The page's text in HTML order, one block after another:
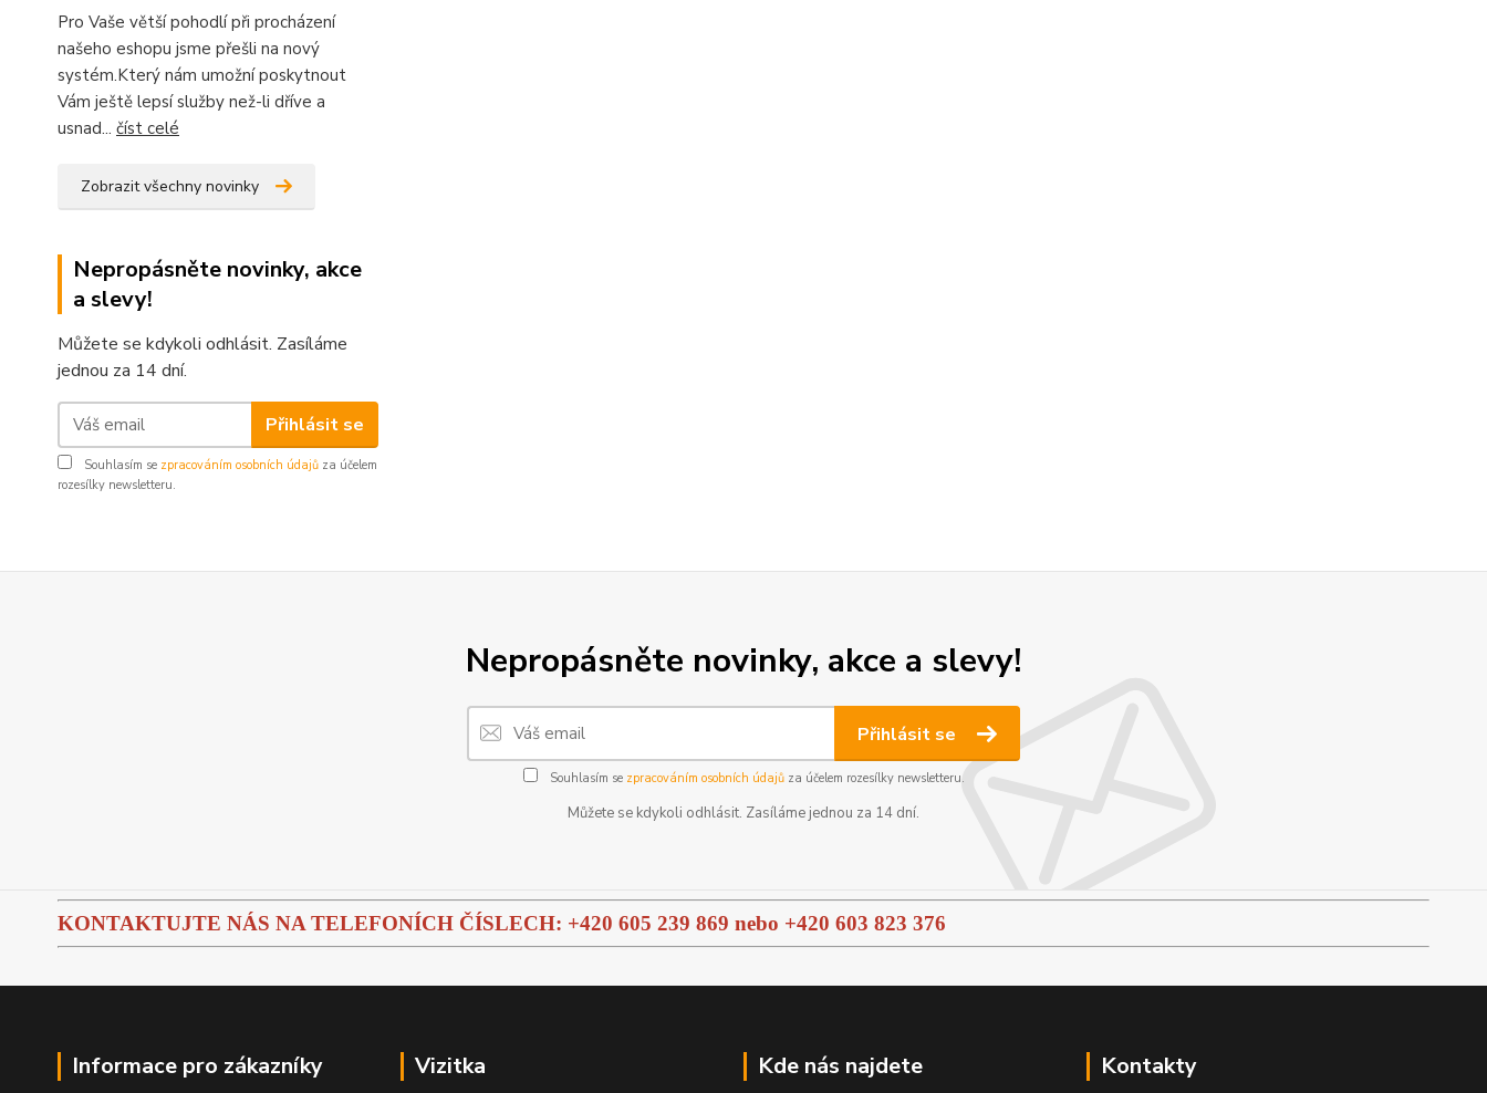
Pro Vaše větší pohodlí při procházení
našeho eshopu jsme přešli na nový
systém.Který nám umožní poskytnout
Vám ještě lepsí služby než-li dříve a
usnad... číst celé
Zobrazit všechny novinky
Nepropásněte novinky, akce
a slevy!
Můžete se kdykoli odhlásit. Zasíláme
jednou za 14 dní.
Přihlásit se
Souhlasím se zpracováním osobních údajů za účelem
rozesílky newsletteru.
Nepropásněte novinky, akce a slevy!
Přihlásit se
Souhlasím se zpracováním osobních údajůza účelem rozesílky newsletteru.
Můžete se kdykoli odhlásit. Zasíláme jednou za 14 dní.
KONTAKTUJTE NÁS NA TELEFONÍCH ČÍSLECH: +420 605 239 869 nebo +420 603 823 376
Informace pro zákazníky Vizitka Kde nás najdete Kontakty